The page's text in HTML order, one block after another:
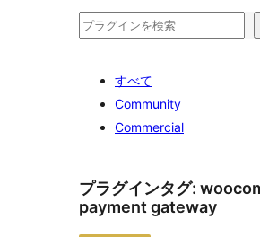
検
すべて
Community
Commercial
プラグインタグ:
payment gateway